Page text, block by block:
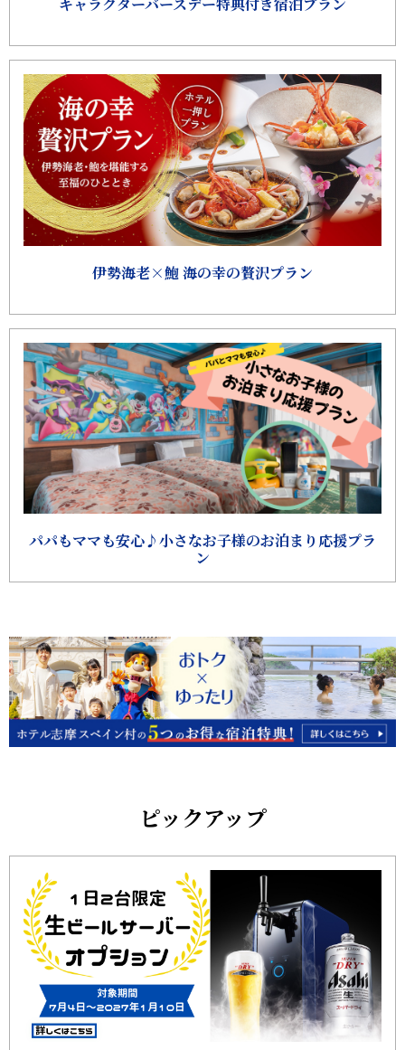
キャラクターバースデー特典付き宿泊プラン
伊勢海老×鮑 海の幸の贅沢プラン
パパもママも安心♪小さなお子様のお泊まり応援プラ
ン
ピックアップ